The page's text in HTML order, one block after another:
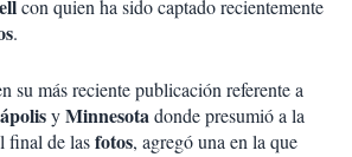
con quien ha sido captado recientemente
.
su más reciente publicación referente a
yMinnesotadonde presumió a la
final de lasfotos, agregó una en la que